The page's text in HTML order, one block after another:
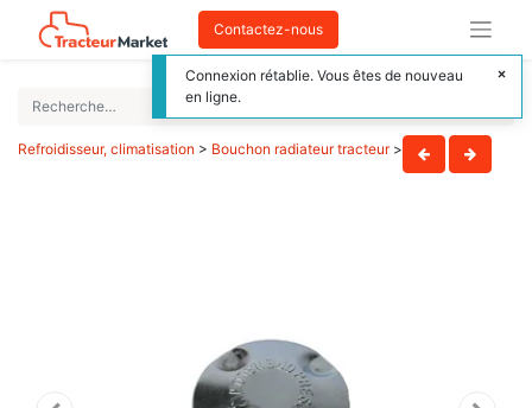
Contactez-nous
Refroidisseur, climatisation > Bouchon radiateur tracteur>
Connexion rétablie. Vous êtes de nouveau
en ligne.